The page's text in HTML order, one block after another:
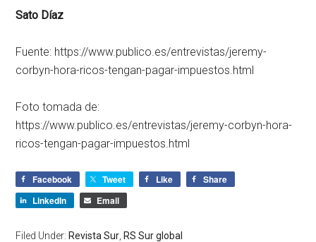
Sato Díaz
Fuente: https://www.publico.es/entrevistas/jeremy-
corbyn-hora-ricos-tengan-pagar-impuestos.html
Foto tomada de:
https://www.publico.es/entrevistas/jeremy-corbyn-hora-
ricos-tengan-pagar-impuestos.html
Facebook Tweet Like
Share
LinkedIn
Email
Filed Under: Revista Sur RS Sur global